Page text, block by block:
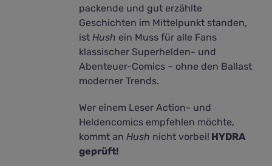
packende und gut erzählte
Geschichten im Mittelpunkt standen,
istHush ein Muss für alle Fans
klassischer Superhelden- und
Abenteuer-Comics – ohne den Ballast
moderner Trends.
Wer einem Leser Action- und
Heldencomics empfehlen möchte,
kommt anHush nicht vorbei! HYDRA
geprüft!